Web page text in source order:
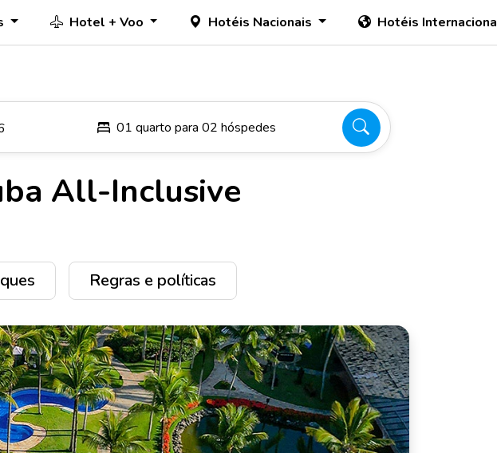
Hotel + Voo Hotéis Nacionais Hotéis
01 quarto para 02 hóspedes
All-Inclusive
Regras e políticas